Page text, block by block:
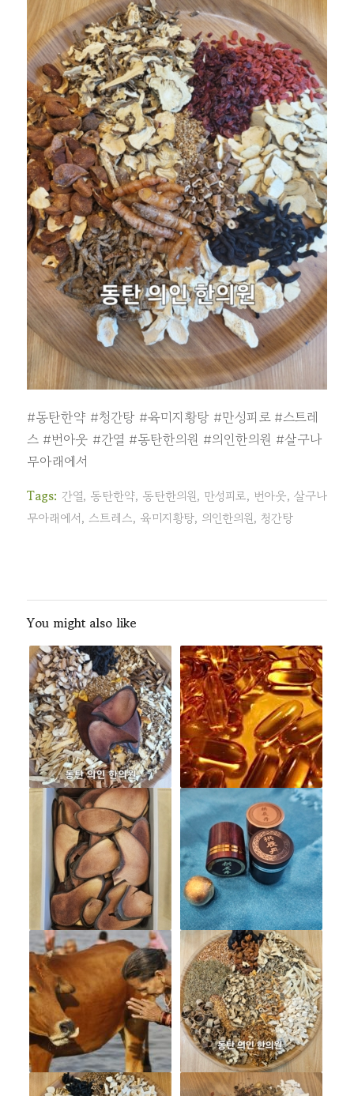
#동탄한약 #청간탕 #육미지황탕 #만성피로 #스트레
스 #번아웃 #간열 #동탄한의원 #의인한의원 #살구나
무아래에서
Tags: 간열, 동탄한약, 동탄한의원, 만성피로, 번아웃, 살구나
무아래에서, 스트레스, 육미지황탕, 의인한의원, 청간탕
You might also like